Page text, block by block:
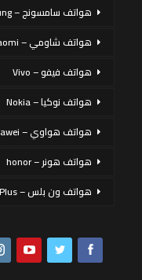
هواتف سامسونج – Samsung
هواتف شاومي – Xiaomi
هواتف فيفو – Vivo
هواتف نوكيا – Nokia
هواتف هواوي – Huawei
هواتف هونر – honor
هواتف ون بلس – OnePlus